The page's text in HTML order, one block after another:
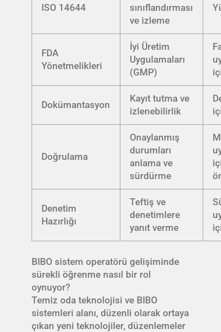
ISO 14644
sınıflandırması
ve izleme
FDA
Yönetmelikleri
İyi Üretim
Uygulamaları
(GMP)
Dokümantasyon
Kayıt tutma ve
izlenebilirlik
Doğrulama
Onaylanmış
durumları
anlama ve
sürdürme
Denetim
Hazırlığı
Teftiş ve
denetimlere
yanıt verme
BIBO sistem operatörü gelişiminde
sürekli öğrenme nasıl bir rol
oynuyor?
Temiz oda teknolojisi ve BIBO
sistemleri alanı, düzenli olarak ortaya
çıkan yeni teknolojiler, düzenlemeler